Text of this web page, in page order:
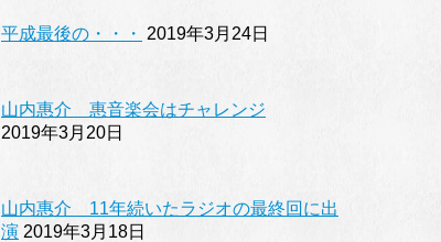
平成最後の・・・ 2019年3月24日
山内惠介 惠音楽会はチャレンジ
2019年3月20日
山内惠介 11年続いたラジオの最終回に出
演 2019年3月18日